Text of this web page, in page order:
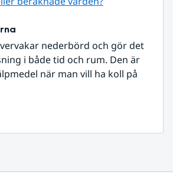
nederbörd och gör det
i både tid och rum. Den är
när man vill ha koll på